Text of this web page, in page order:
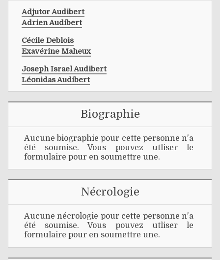
Adjutor Audibert
Adrien Audibert
Cécile Deblois
Exavérine Maheux
Joseph Israel Audibert
Léonidas Audibert
Biographie
Aucune biographie pour cette personne n'a
été soumise. Vous pouvez utliser le
formulaire pour en soumettre une.
Nécrologie
Aucune nécrologie pour cette personne n'a
été soumise. Vous pouvez utliser le
formulaire pour en soumettre une.